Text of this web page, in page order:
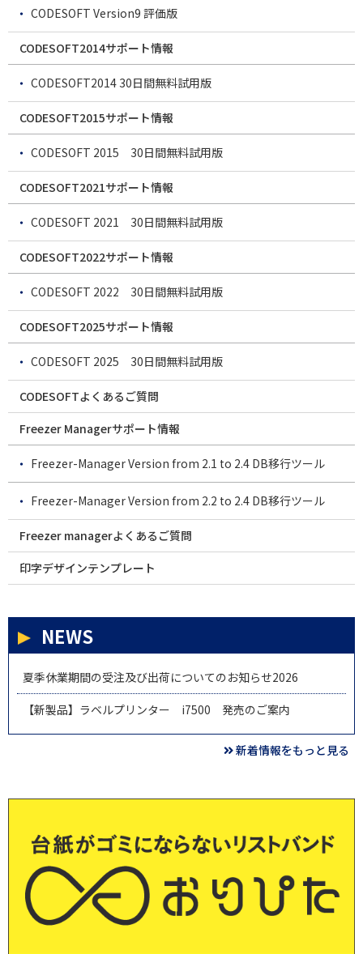
CODESOFT Version9 評価版
CODESOFT2014サポート情報
CODESOFT2014 30日間無料試用版
CODESOFT2015サポート情報
CODESOFT 2015 30日間無料試用版
CODESOFT2021サポート情報
CODESOFT 2021 30日間無料試用版
CODESOFT2022サポート情報
CODESOFT 2022 30日間無料試用版
CODESOFT2025サポート情報
CODESOFT 2025 30日間無料試用版
CODESOFTよくあるご質問
Freezer Managerサポート情報
Freezer-Manager Version from 2.1 to 2.4 DB移行ツール
Freezer-Manager Version from 2.2 to 2.4 DB移行ツール
Freezer managerよくあるご質問
印字デザインテンプレート
NEWS
夏季休業期間の受注及び出荷についてのお知らせ2026
【新製品】ラベルプリンター i7500 発売のご案内
新着情報をもっと見る